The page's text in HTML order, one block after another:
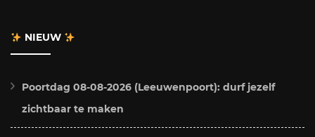
NIEUW
Poortdag 08-08-2026 (Leeuwenpoort): durf jezelf
zichtbaar te maken